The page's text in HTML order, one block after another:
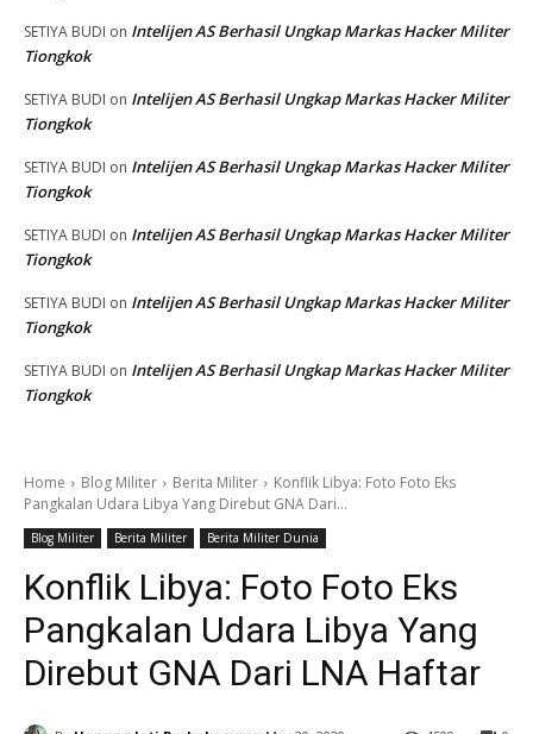
SETIYA BUDI on Intelijen AS Berhasil Ungkap Markas Hacker Militer
Tiongkok
SETIYA BUDI on Intelijen AS Berhasil Ungkap Markas Hacker Militer
Tiongkok
SETIYA BUDI on Intelijen AS Berhasil Ungkap Markas Hacker Militer
Tiongkok
SETIYA BUDI on Intelijen AS Berhasil Ungkap Markas Hacker Militer
Tiongkok
SETIYA BUDI on Intelijen AS Berhasil Ungkap Markas Hacker Militer
Tiongkok
SETIYA BUDI on Intelijen AS Berhasil Ungkap Markas Hacker Militer
Tiongkok